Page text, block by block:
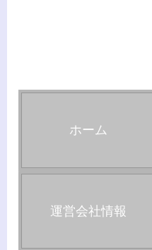
ホーム
運営会社情報